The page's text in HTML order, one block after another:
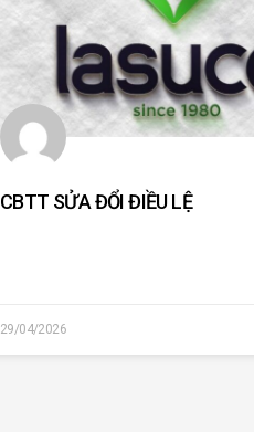
CBTT SỬA ĐỔI ĐIỀU LỆ
29/04/2026